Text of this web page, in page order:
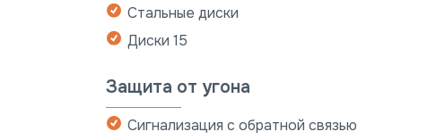
Стальные диски
Диски 15
Защита от угона
Сигнализация с обратной связью